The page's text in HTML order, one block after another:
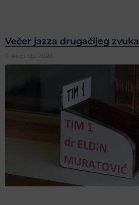
Večer jazza drugačijeg zvuka
7. Augusta 2026.